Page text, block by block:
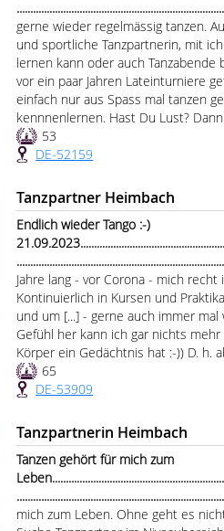
gerne wieder regelmässig tanzen.
und sportliche Tanzpartnerin, mit
lernen kann oder auch
vor ein paar Jahren Lateinturniere
einfach nur aus Spass mal tanzen
kennnenlernen. Hast Du Lust?
53
DE-52159
Tanzpartner Heimbach
Endlich wieder Tango :-)
Jahre lang - vor Corona - mich
Kontinuierlich in Kursen und
und um [...] - gerne auch immer
Gefühl her kann ich gar nichts
Körper ein Gedächtnis hat :-)) D. h.
65
DE-53909
Tanzpartnerin Heimbach
Tanzen gehört für mich zum
mich zum Leben. Ohne geht es